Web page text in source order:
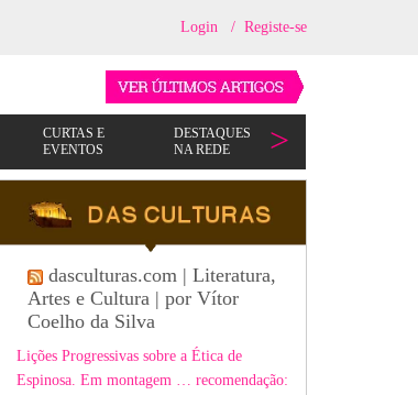
Login / Registe-se
dasculturas.com | Literatura,
Artes e Cultura | por Vítor
Coelho da Silva
Lições Progressivas sobre a Ética de
Espinosa. Em montagem … recomendação: